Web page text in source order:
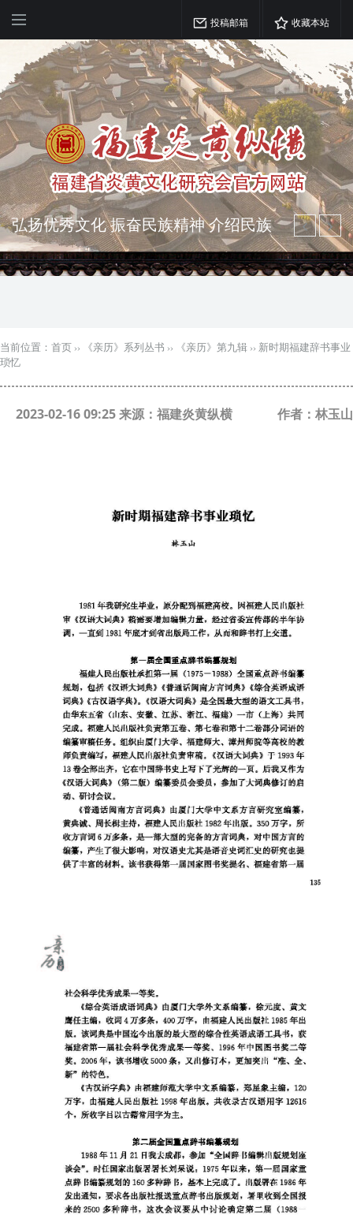
投稿邮箱 收藏本站
弘扬优秀文化 振奋民族精神 介绍民族
瑰宝 宣传中华精英
突出海西特色 报道台港澳侨 坚持古为
当前位置： 首页 ›› 《亲历》系列丛书 ›› 《亲历》第九辑 ›› 新时期福建辞书事业
琐忆
2023-02-16 09:25 来源：福建炎黄纵横 作者：林玉山